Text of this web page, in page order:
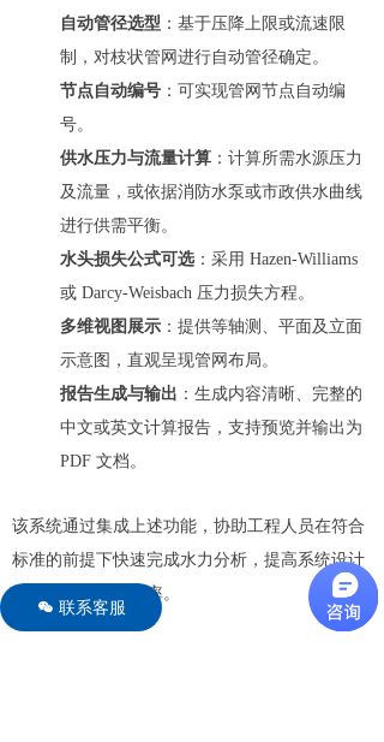
自动管径选型 ：基于压降上限或流速限
制，对枝状管网进行自动管径确定。
节点自动编号 ：可实现管网节点自动编
号。
供水压力与流量计算 ：计算所需水源压力
及流量，或依据消防水泵或市政供水曲线
进行供需平衡。
水头损失公式可选：采用 Hazen-Williams
或 Darcy-Weisbach 压力损失方程。
多维视图展示 ：提供等轴测、平面及立面
示意图，直观呈现管网布局。
报告生成与输出 ：生成内容清晰、完整的
中文或英文计算报告，支持预览并输出为
PDF 文档。
该系统通过集成上述功能，协助工程人员在符合
标准的前提下快速完成水力分析，提高系统设计
的合规性与计算效率。
너 联系客服